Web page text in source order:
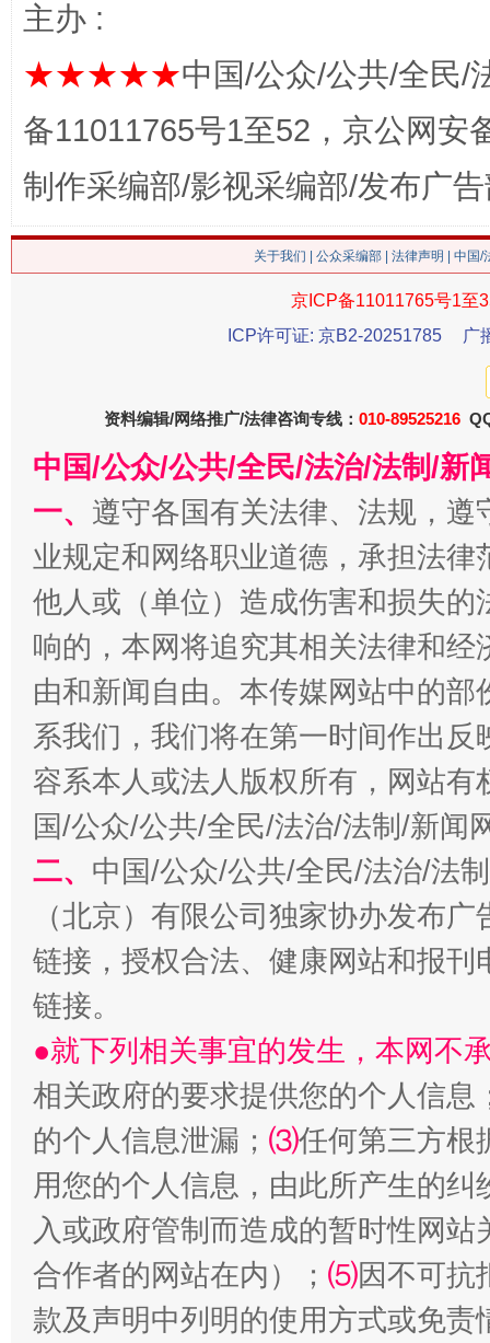
这是一记警钟！ 谢
在谋一域中谋全局
习近平的博鳌关键词
魏明亮
“刷贴”乱象丛生
揭批美国五大"原罪" "炒
主办 :
★★★★★中国/公众/公共/全民/
备11011765号1至52，京公网安
制作采编部/影视采编部/发布广
关于我们 公众采编部 法律声明 | 中国
京ICP备11011765号1至
ICP许可证: 京B2-20251785
广
资料编辑/网络推广/法律咨询专线： 010-89525216
中国/公众/公共/全民/法治/法制/新
一、 遵守各国有关法律、法规，
业规定和网络职业道德，承担法
他人或（单位）造成伤害和损失
响的，本网将追究其相关法律和
由和新闻自由。本传媒网站中的
系我们，我们将在第一时间作出
容系本人或法人版权所有，网站
国/公众/公共/全民/法治/法制/新闻
二、 中国/公众/公共/全民/法治/法
（北京）有限公司独家协办发布
链接，授权合法、健康网站和报
链接。
●就下列相关事宜的发生，本网不
相关政府的要求提供您的个人信息
的个人信息泄漏； ⑶任何第三方根
用您的个人信息，由此所产生的纠
入或政府管制而造成的暂时性网
合作者的网站在内）； ⑸因不可抗
款及声明中列明的使用方式或免责